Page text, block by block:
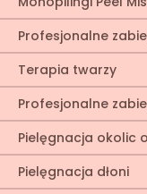
Profesjonalne
Terapia twarzy
Profesjonalne
Pielęgnacja okolic
Pielęgnacja dłoni